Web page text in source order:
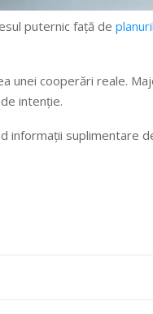
puternic față de
unei cooperări reale.
intenție.
informații suplimentare